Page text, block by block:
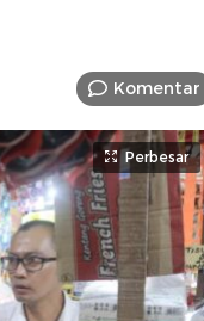
Komentar
Perbesar